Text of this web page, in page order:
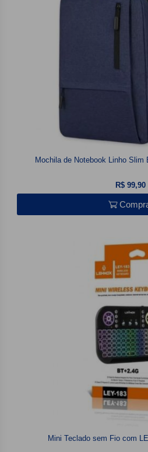
Mochila de Notebook Linho Slim
R$ 99,90
Mini Teclado sem Fio com